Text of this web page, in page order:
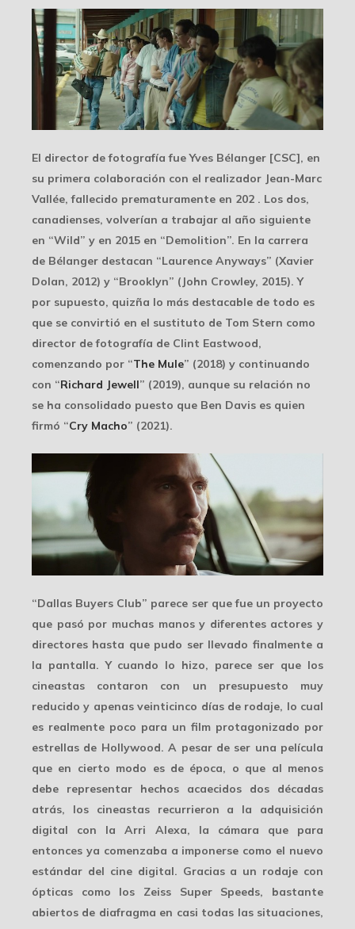
El director de fotografía fue Yves Bélanger [CSC], en
su primera colaboración con el realizador Jean-Marc
Vallée, fallecido prematuramente en 202 . Los dos,
canadienses, volverían a trabajar al año siguiente
en “Wild” y en 2015 en “Demolition”. En la carrera
de Bélanger destacan “Laurence Anyways” (Xavier
Dolan, 2012) y “Brooklyn” (John Crowley, 2015). Y
por supuesto, quizña lo más destacable de todo es
que se convirtió en el sustituto de Tom Stern como
director de fotografía de Clint Eastwood,
comenzando por “The Mule” (2018) y continuando
con “Richard Jewell” (2019), aunque su relación no
se ha consolidado puesto que Ben Davis es quien
firmó “Cry Macho” (2021).
“Dallas Buyers Club” parece ser que fue un proyecto
que pasó por muchas manosy diferentes actores y
directores hasta que pudo ser llevado finalmente a
la pantalla. Y cuando lo hizo, parece ser que los
cineastas contaron con un presupuesto muy
reducido y apenas veinticinco días de rodaje, lo cual
es realmente poco para un film protagonizado por
estrellas de Hollywood. A pesar de ser una película
que en cierto modo es de época, o que al menos
debe representar hechos acaecidos dos décadas
atrás, los cineastas recurrieron a la adquisición
digital con laArri Alexa, la cámara que para
entonces ya comenzaba a imponerse como el nuevo
estándar del cine digital. Gracias a un rodaje con
ópticas como los Zeiss Super Speeds, bastante
abiertos de diafragma en casi todas las situaciones,